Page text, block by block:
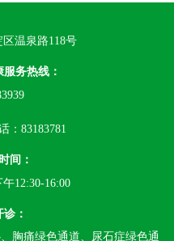
温泉路118号
务热线：
：83183781
间：
12:30-16:00
：
胸痛绿色通道、尿石症绿色通